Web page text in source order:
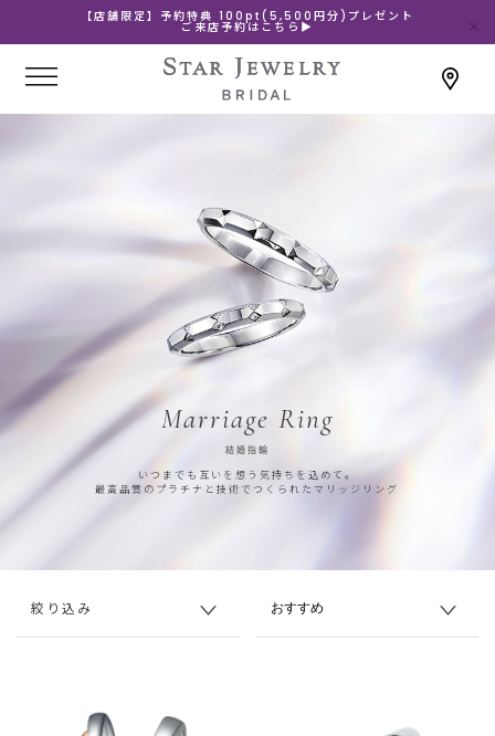
【店舗限定】予約特典 100pt(5,500円分)プレゼント
ご来店予約はこちら▶
Marriage Ring
結婚指輪
いつまでも互いを想う気持ちを込めて。
最高品質のプラチナと技術でつくられたマリッジリング
絞り込み